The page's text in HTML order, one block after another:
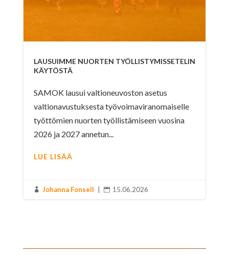
LAUSUIMME NUORTEN TYÖLLISTYMISSETELIN
KÄYTÖSTÄ
SAMOK lausui valtioneuvoston asetus
valtionavustuksesta työvoimaviranomaiselle
työttömien nuorten työllistämiseen vuosina
2026 ja 2027 annetun...
LUE LISÄÄ
 Johanna Fonsell  15.06.2026